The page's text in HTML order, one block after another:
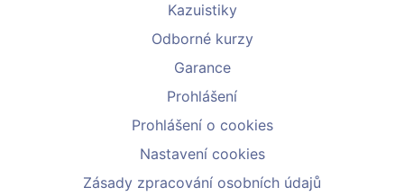
Kazuistiky
Odborné kurzy
Garance
Prohlášení
Prohlášení o cookies
Nastavení cookies
Zásady zpracování osobních údajů